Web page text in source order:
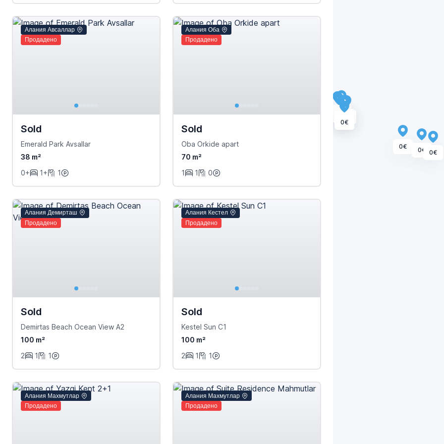
Алания Авсаллар
Продадено
Sold
Emerald Park Avsallar
38 m²
0+
1+ 1
Алания Оба
Продадено
Sold
Oba Orkide apart
70 m²
1
1 0
Алания Демирташ
Продадено
Sold
Demirtas Beach Ocean View A2
100 m²
2
1 1
Алания Кестел
Продадено
Sold
Kestel Sun C1
100 m²
2
1 1
Алания Махмутлар
Продадено
Алания Махмутлар
Продадено
0€
0€ 0€
0€
0€